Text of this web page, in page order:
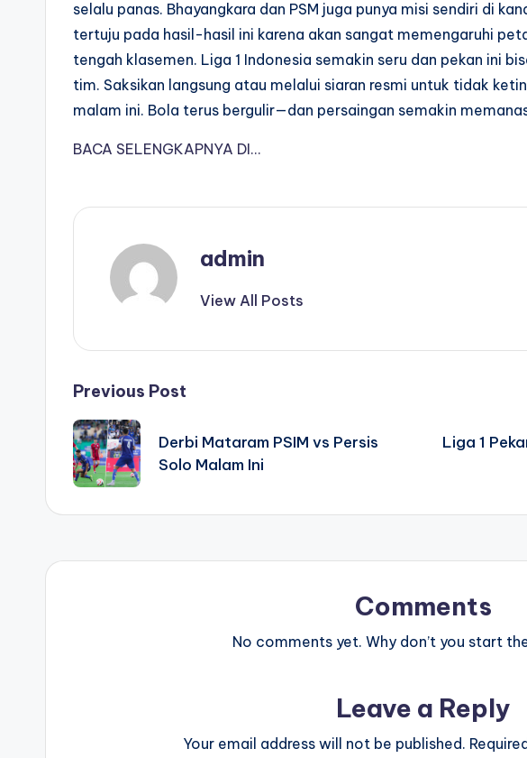
selalu panas. Bhayangkara dan PSM juga punya misi sendiri di
tertuju pada hasil-hasil ini karena akan sangat memengaruhi
tengah klasemen. Liga 1 Indonesia semakin seru dan pekan ini
tim. Saksikan langsung atau melalui siaran resmi untuk tidak
malam ini. Bola terus bergulir—dan persaingan semakin
BACA SELENGKAPNYA DI…
admin
View All Posts
Post
navigation
Previous Post
Derbi Mataram PSIM vs Persis
Solo Malam Ini
Liga 1
Comments
No comments yet. Why don’t you start
Leave a Reply
Your email address will not be published.